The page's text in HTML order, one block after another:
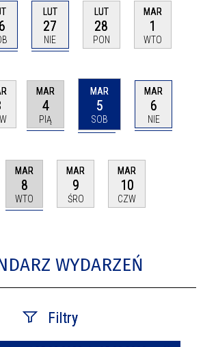
LUT
27
NIE
LUT
28
PON
MAR
1
WTO
MAR
4
PIĄ
MAR
5
SOB
MAR
6
NIE
MAR
8
WTO
MAR
9
ŚRO
MAR
10
CZW
WYDARZEŃ
Filtry